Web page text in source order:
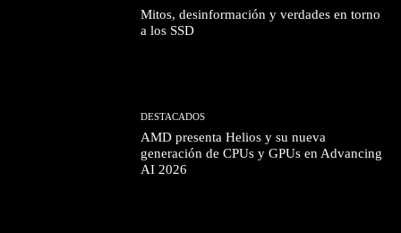
Mitos, desinformación y verdades en torno
a los SSD
DESTACADOS
AMD presenta Helios y su nueva
generación de CPUs y GPUs en Advancing
AI 2026